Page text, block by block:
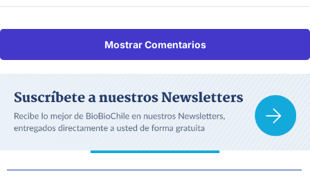
Mostrar Comentarios